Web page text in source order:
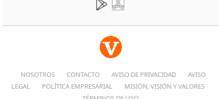
NOSOTROS CONTACTO AVISO DE PRIVACIDAD
AVISO
LEGAL
POLÍTICA EMPRESARIAL
MISIÓN, VISIÓN Y VALORES